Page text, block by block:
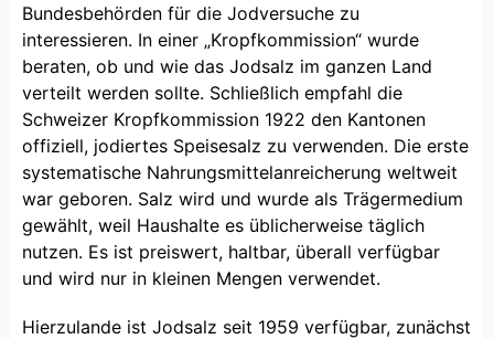
Bundesbehörden für die Jodversuche zu
interessieren. In einer „Kropfkommission“ wurde
beraten, ob und wie das Jodsalz im ganzen Land
verteilt werden sollte. Schließlich empfahl die
Schweizer Kropfkommission 1922 den Kantonen
offiziell, jodiertes Speisesalz zu verwenden. Die erste
systematische Nahrungsmittelanreicherung weltweit
war geboren. Salz wird und wurde als Trägermedium
gewählt, weil Haushalte es üblicherweise täglich
nutzen. Es ist preiswert, haltbar, überall verfügbar
und wird nur in kleinen Mengen verwendet.
Hierzulande ist Jodsalz seit 1959 verfügbar, zunächst